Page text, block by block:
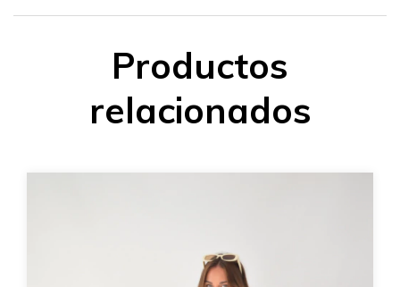
Productos
relacionados